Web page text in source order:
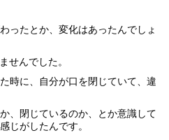
ったとか、変化はあったんでしょ
せんでした。
時に、自分が口を閉じていて、違
、閉じているのか、とか意識して
じがしたんです。